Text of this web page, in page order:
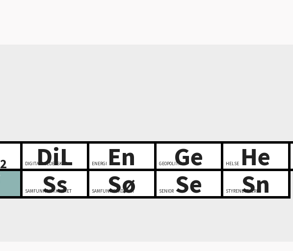
2 DiL
DIGITALT LEDERSKAP En
ENERGI Ge
GEOPOLITIKK He
HELSE
Ss
SAMFUNNSSIKKERHET Sø
SAMFUNNSØKONOMI Se
SENIOR Sn
STYRENETTVERK